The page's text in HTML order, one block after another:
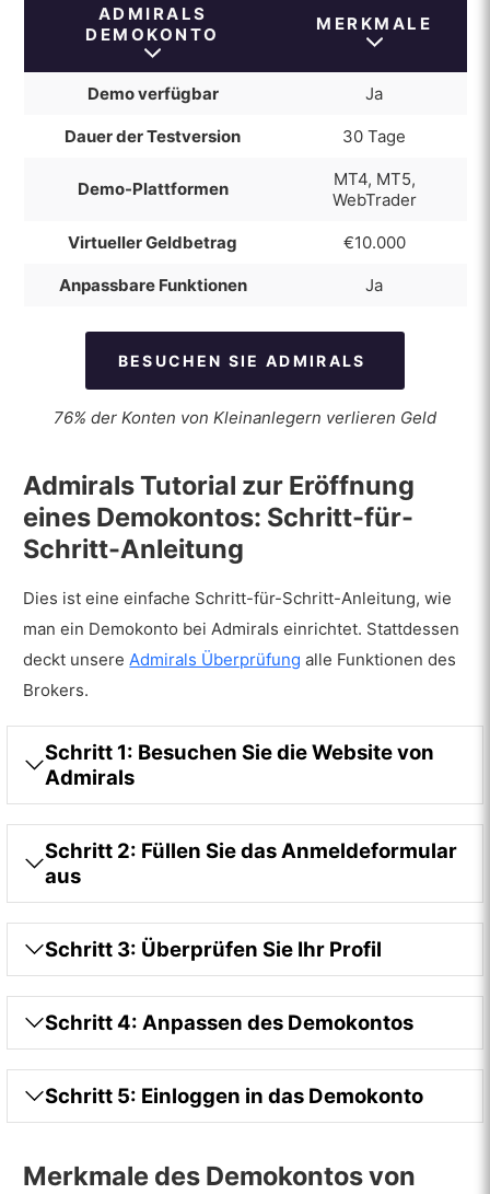
Konten von Admirals
Wie man zu einem Live-Konto wechselt
nutzen
Vor- und Nachteile des Admirals-Demokontos
ADMIRALS
DEMOKONTO
MERKMALE
Demo verfügbar Ja
Dauer der Testversion 30 Tage
Demo-Plattformen
MT4, MT5,
WebTrader
Virtueller Geldbetrag €10.000
Anpassbare Funktionen Ja
BESUCHEN SIE ADMIRALS
76% der Konten von Kleinanlegern verlieren Geld
Admirals Tutorial zur Eröffnung
eines Demokontos: Schritt-für-
Schritt-Anleitung
Dies ist eine einfache Schritt-für-Schritt-Anleitung, wie
man ein Demokonto bei Admirals einrichtet. Stattdessen
deckt unsereAdmirals Überprüfung alle Funktionen des
Brokers.
Schritt 1: Besuchen Sie die Website von
Admirals
Schritt 2: Füllen Sie das Anmeldeformular
aus
Schritt 3: Überprüfen Sie Ihr Profil
Schritt 4: Anpassen des Demokontos
Schritt 5: Einloggen in das Demokonto
Merkmale des Demokontos von